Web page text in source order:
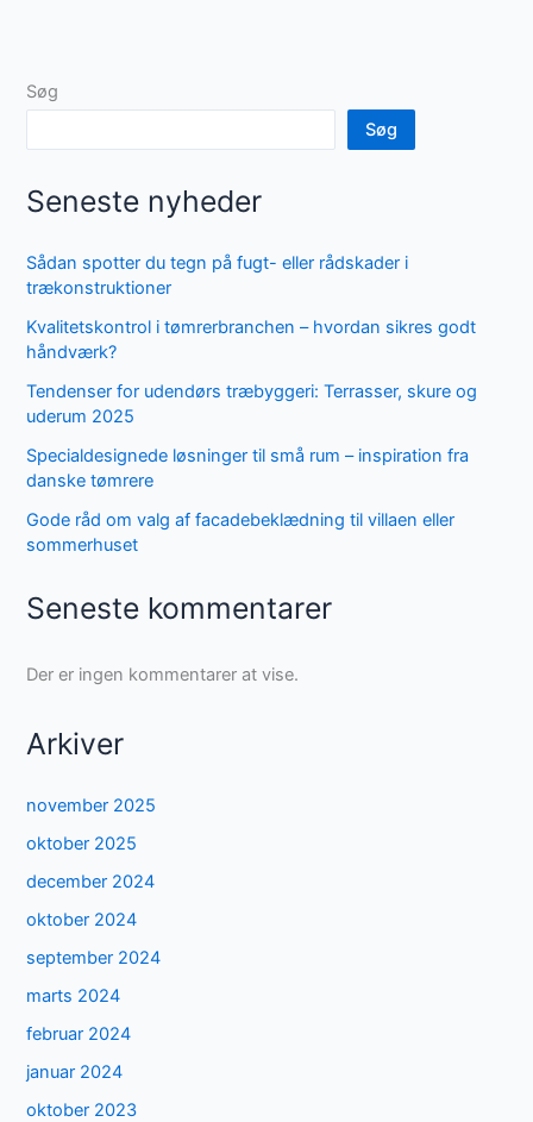
Søg
Søg
Seneste nyheder
Sådan spotter du tegn på fugt- eller rådskader i
trækonstruktioner
Kvalitetskontrol i tømrerbranchen – hvordan sikres godt
håndværk?
Tendenser for udendørs træbyggeri: Terrasser, skure og
uderum 2025
Specialdesignede løsninger til små rum – inspiration fra
danske tømrere
Gode råd om valg af facadebeklædning til villaen eller
sommerhuset
Seneste kommentarer
Der er ingen kommentarer at vise.
Arkiver
november 2025
oktober 2025
december 2024
oktober 2024
september 2024
marts 2024
februar 2024
januar 2024
oktober 2023